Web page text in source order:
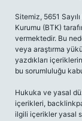
Sitemiz, 5651
Kurumu (BTK)
vermektedir. Bu
veya araştırma
yazdıkları
bu sorumluluğu
Hukuka ve yasal
içerikleri,
ilgili içerikler yasal